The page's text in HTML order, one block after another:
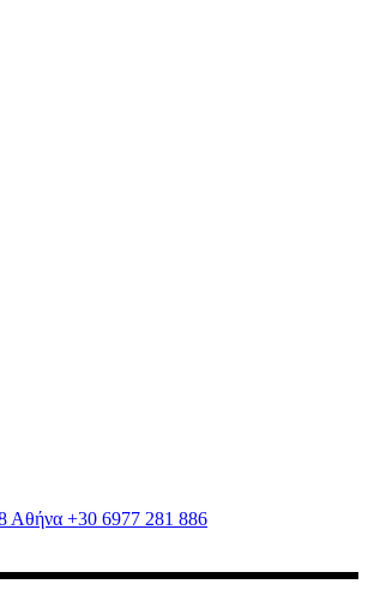
Αθήνα +30 6977 281 886